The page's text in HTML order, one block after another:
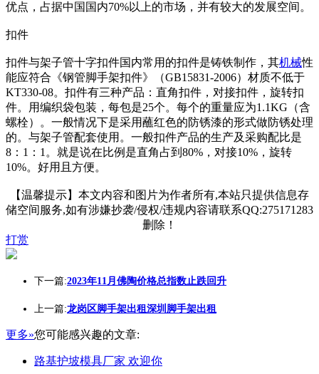
优点，占据中国国内70%以上的市场，并有较大的发展空间。
扣件
扣件与架子管十字扣件国内常用的扣件是铸铁制作，其机械性
能应符合《钢管脚手架扣件》（GB15831-2006）材质不低于
KT330-08。扣件有三种产品：直角扣件，对接扣件，旋转扣
件。用编织袋包装，每包是25个。每个的重量应为1.1KG（含
螺栓）。一般情况下是采用蘸红色的防锈漆的形式做防锈处理
的。与架子管配套使用。一般扣件产品的生产及采购配比是
8：1：1。就是说在比例是直角占到80%，对接10%，旋转
10%。好用且方便。
【温馨提示】本文内容和图片为作者所有,本站只提供信息存
储空间服务,如有涉嫌抄袭/侵权/违规内容请联系QQ:275171283
删除！
打赏
下一篇:2023年11月佛陶价格总指数止跌回升
上一篇:龙岗区脚手架出租深圳脚手架出租
更多»您可能感兴趣的文章:
路基护坡模具厂家 欢迎你